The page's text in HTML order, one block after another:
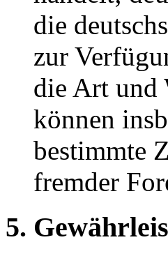
die
zur
die Art und
können
bestimmte
fremder
5.